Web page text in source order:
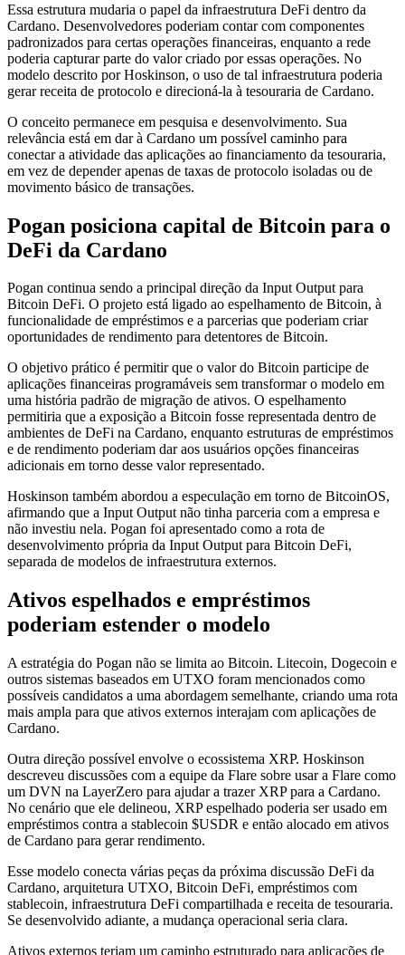
Essa estrutura mudaria o papel da infraestrutura DeFi dentro da
Cardano. Desenvolvedores poderiam contar com componentes
padronizados para certas operações financeiras, enquanto a rede
poderia capturar parte do valor criado por essas operações. No
modelo descrito por Hoskinson, o uso de tal infraestrutura poderia
gerar receita de protocolo e direcioná-la à tesouraria de Cardano.
O conceito permanece em pesquisa e desenvolvimento. Sua
relevância está em dar à Cardano um possível caminho para
conectar a atividade das aplicações ao financiamento da tesouraria,
em vez de depender apenas de taxas de protocolo isoladas ou de
movimento básico de transações.
Pogan posiciona capital de Bitcoin para o
DeFi da Cardano
Pogan continua sendo a principal direção da Input Output para
Bitcoin DeFi. O projeto está ligado ao espelhamento de Bitcoin, à
funcionalidade de empréstimos e a parcerias que poderiam criar
oportunidades de rendimento para detentores de Bitcoin.
O objetivo prático é permitir que o valor do Bitcoin participe de
aplicações financeiras programáveis sem transformar o modelo em
uma história padrão de migração de ativos. O espelhamento
permitiria que a exposição a Bitcoin fosse representada dentro de
ambientes de DeFi na Cardano, enquanto estruturas de empréstimos
e de rendimento poderiam dar aos usuários opções financeiras
adicionais em torno desse valor representado.
Hoskinson também abordou a especulação em torno de BitcoinOS,
afirmando que a Input Output não tinha parceria com a empresa e
não investiu nela. Pogan foi apresentado como a rota de
desenvolvimento própria da Input Output para Bitcoin DeFi,
separada de modelos de infraestrutura externos.
Ativos espelhados e empréstimos
poderiam estender o modelo
A estratégia do Pogan não se limita ao Bitcoin. Litecoin, Dogecoin e
outros sistemas baseados em UTXO foram mencionados como
possíveis candidatos a uma abordagem semelhante, criando uma rota
mais ampla para que ativos externos interajam com aplicações de
Cardano.
Outra direção possível envolve o ecossistema XRP. Hoskinson
descreveu discussões com a equipe da Flare sobre usar a Flare como
um DVN na LayerZero para ajudar a trazer XRP para a Cardano.
No cenário que ele delineou, XRP espelhado poderia ser usado em
empréstimos contra a stablecoin $USDR e então alocado em ativos
de Cardano para gerar rendimento.
Esse modelo conecta várias peças da próxima discussão DeFi da
Cardano, arquitetura UTXO, Bitcoin DeFi, empréstimos com
stablecoin, infraestrutura DeFi compartilhada e receita de tesouraria.
Se desenvolvido adiante, a mudança operacional seria clara.
Ativos externos teriam um caminho estruturado para aplicações de